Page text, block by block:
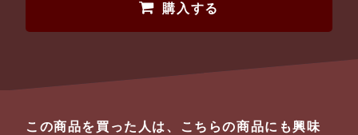
購入する
この商品を買った人は、こちらの商品にも興味